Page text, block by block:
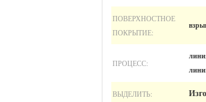
ПОВЕРХНОСТНОЕ
ПОКРЫТИЕ:
ПРОЦЕСС:
ВЫДЕЛИТЬ: